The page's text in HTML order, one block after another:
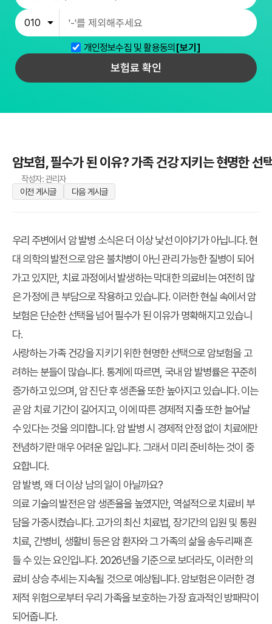
개인정보수집 및 활용동의 [보기]
보험료 확인
암보험, 필수가 된 이유? 가족 건강 지키는 현명한 선
작성자: 관리자
이전 게시글
다음 게시글
우리 주변에서 암 발병 소식은 더 이상 낯선 이야기가 아닙니다. 현
대 의학의 발전으로 암은 불치병이 아닌 관리 가능한 질병이 되어
가고 있지만, 치료 과정에서 발생하는 막대한 의료비는 여전히 많
은 가정에 큰 부담으로 작용하고 있습니다. 이러한 현실 속에서 암
보험은 단순한 선택을 넘어필수가 된 이유가 명확해지고 있습니
다.
사랑하는가족 건강을 지키기 위한현명한 선택으로 암보험을 고
려하는 분들이 많습니다. 통계에 따르면, 국내 암 발병률은 꾸준히
증가하고 있으며, 암 진단 후 생존율 또한 높아지고 있습니다. 이는
곧 암 치료 기간이 길어지고, 이에 따른 경제적 지출 또한 늘어날
수 있다는 것을 의미합니다. 암 발병 시 경제적 안정 없이 치료에만
전념하기란 매우 어려운 일입니다. 그래서 미리 준비하는 것이 중
요합니다.
암 발병, 왜 더 이상 남의 일이 아닐까요?
의료 기술의 발전은 암 생존율을 높였지만, 역설적으로 치료비 부
담을 가중시켰습니다. 고가의 최신 치료법, 장기간의 입원 및 통원
치료, 간병비, 생활비 등은 암 환자와 그 가족의 삶을 송두리째 흔
들 수 있는 요인입니다. 2026년을 기준으로 보더라도, 이러한 의
료비 상승 추세는 지속될 것으로 예상됩니다. 암보험은 이러한 경
제적 위험으로부터 우리 가족을 보호하는 가장 효과적인 방패막이
되어줍니다.